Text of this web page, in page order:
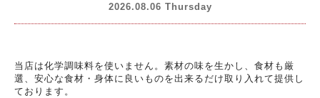
2026.08.06 Thursday
当店は化学調味料を使いません。素材の味を生かし、食材も厳
選、安心な食材・身体に良いものを出来るだけ取り入れて提供し
ております。